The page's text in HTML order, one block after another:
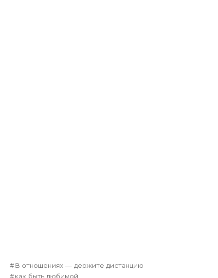
В отношениях — держите дистанцию
как быть любимой